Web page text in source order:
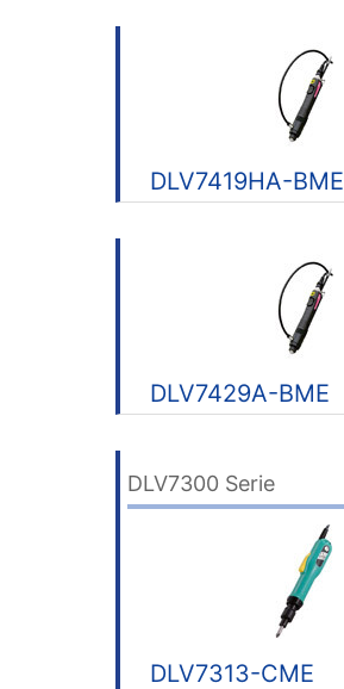
DLV7419HA-BME
DLV7429A-BME
DLV7300 Serie
DLV7313-CME